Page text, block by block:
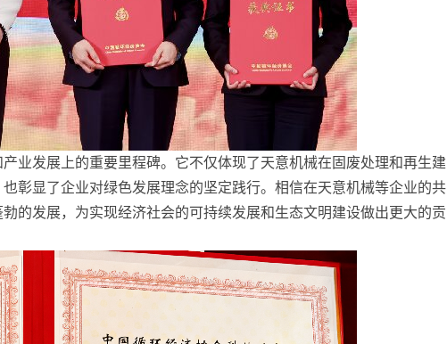
业发展上的重要里程碑。它不仅体现了天意机械在固废处理和再生建
彰显了企业对绿色发展理念的坚定践行。相信在天意机械等企业的共
的发展，为实现经济社会的可持续发展和生态文明建设做出更大的贡